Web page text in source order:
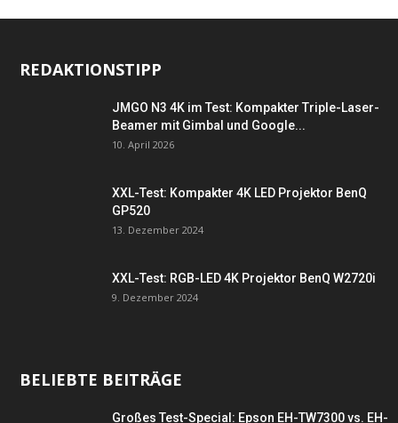
REDAKTIONSTIPP
JMGO N3 4K im Test: Kompakter Triple-Laser-
Beamer mit Gimbal und Google...
10. April 2026
XXL-Test: Kompakter 4K LED Projektor BenQ
GP520
13. Dezember 2024
XXL-Test: RGB-LED 4K Projektor BenQ W2720i
9. Dezember 2024
BELIEBTE BEITRÄGE
Großes Test-Special: Epson EH-TW7300 vs. EH-